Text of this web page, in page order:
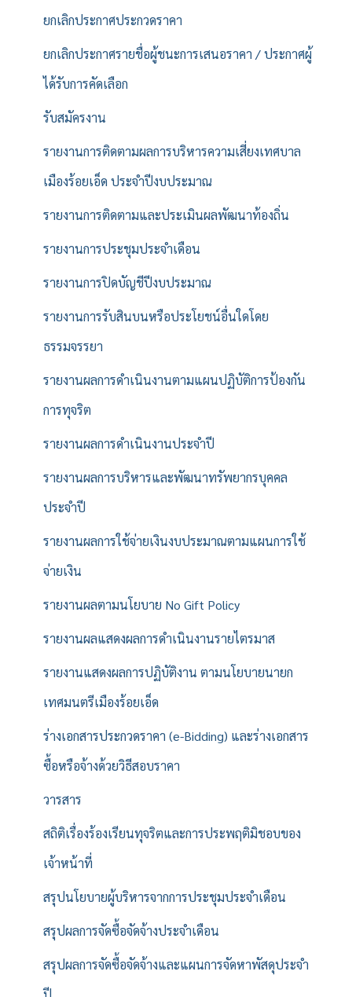
ยกเลิกประกาศประกวดราคา
ยกเลิกประกาศรายชื่อผู้ชนะการเสนอราคา / ประกาศผู้
ได้รับการคัดเลือก
รับสมัครงาน
รายงานการติดตามผลการบริหารความเสี่ยงเทศบาล
เมืองร้อยเอ็ด ประจำปีงบประมาณ
รายงานการติดตามและประเมินผลพัฒนาท้องถิ่น
รายงานการประชุมประจำเดือน
รายงานการปิดบัญชีปีงบประมาณ
รายงานการรับสินบนหรือประโยชน์อื่นใดโดย
ธรรมจรรยา
รายงานผลการดำเนินงานตามแผนปฏิบัติการป้องกัน
การทุจริต
รายงานผลการดำเนินงานประจำปี
รายงานผลการบริหารและพัฒนาทรัพยากรบุคคล
ประจำปี
รายงานผลการใช้จ่ายเงินงบประมาณตามแผนการใช้
จ่ายเงิน
รายงานผลตามนโยบาย No Gift Policy
รายงานผลแสดงผลการดำเนินงานรายไตรมาส
รายงานแสดงผลการปฏิบัติงาน ตามนโยบายนายก
เทศมนตรีเมืองร้อยเอ็ด
ร่างเอกสารประกวดราคา (e-Bidding) และร่างเอกสาร
ซื้อหรือจ้างด้วยวิธีสอบราคา
วารสาร
สถิติเรื่องร้องเรียนทุจริตและการประพฤติมิชอบของ
เจ้าหน้าที่
สรุปนโยบายผู้บริหารจากการประชุมประจำเดือน
สรุปผลการจัดซื้อจัดจ้างประจำเดือน
สรุปผลการจัดซื้อจัดจ้างและแผนการจัดหาพัสดุประจำ